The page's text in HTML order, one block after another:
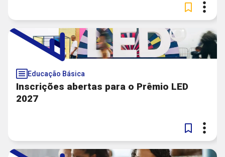
Educação Básica
Inscrições abertas para o Prêmio LED
2027